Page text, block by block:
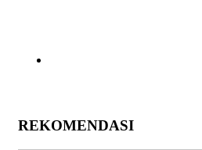
REKOMENDASI